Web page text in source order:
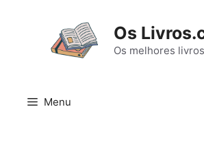
Os
Os melhores
Menu